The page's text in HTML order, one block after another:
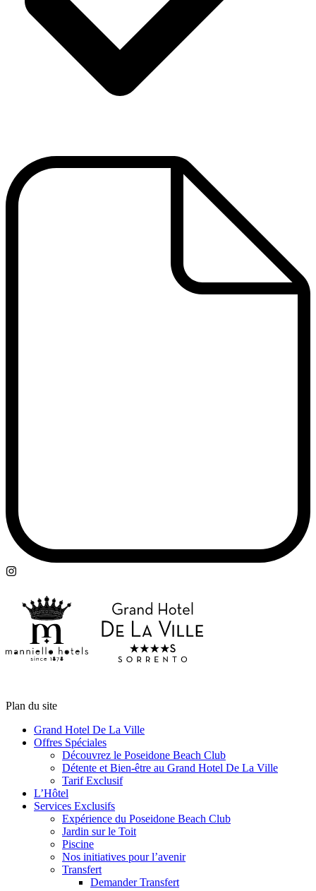
Plan du site
Grand Hotel De La Ville
Offres Spéciales
Découvrez le Poseidone Beach Club
Détente et Bien-être au Grand Hotel De La Ville
Tarif Exclusif
L’Hôtel
Services Exclusifs
Expérience du Poseidone Beach Club
Jardin sur le Toit
Piscine
Nos initiatives pour l’avenir
Transfert
Demander Transfert